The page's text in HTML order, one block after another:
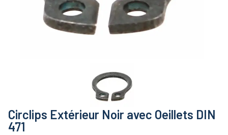
Circlips Extérieur Noir avec Oeillets DIN
471